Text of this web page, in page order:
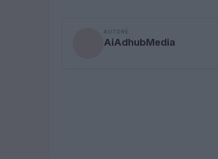
AUTORE
AiAdhubMedia